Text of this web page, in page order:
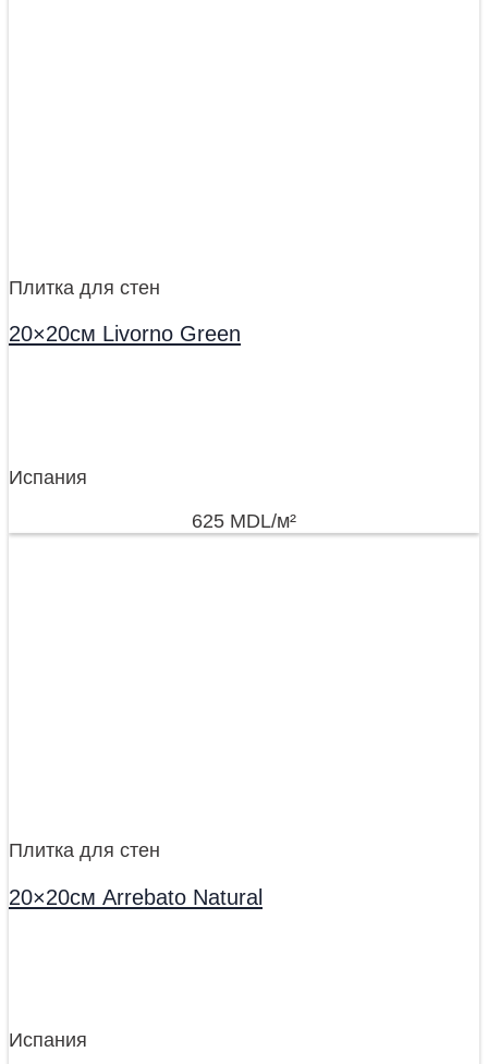
Плитка для стен
20×20см Livorno Green
Испания
625 MDL/м²
Плитка для стен
20×20см Arrebato Natural
Испания